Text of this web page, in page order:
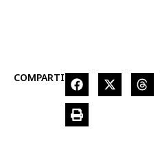
COMPARTIR